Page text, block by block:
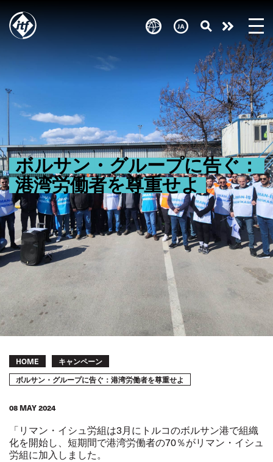
main
content
ボルサン・グループに告ぐ：
港湾労働者を尊重せよ
Take
action
Breadcrumb
HOME キャンペーン
ボルサン・グループに告ぐ：港湾労働者を尊重せよ
08 MAY 2024
「リマン・イシュ労組は3月にトルコのボルサン港で組織
化を開始し、短期間で港湾労働者の70％がリマン・イシュ
労組に加入しました。